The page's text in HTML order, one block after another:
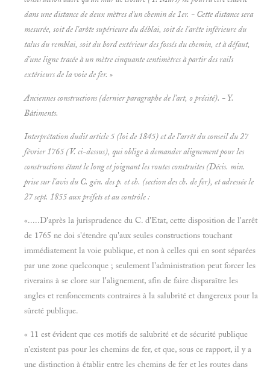
dans une distance de deux mètres d'un chemin de 1er. - Cette distance sera
mesurée, soit de l'arôte supérieure du déblai, soit de l'arête inférieure du
talus du remblai, soit du bord extérieur des fossés du chemin, et à défaut,
d'une ligne tracée à un mètre cinquante centimètres à partir des rails
extérieurs de la voie de fer. »
Anciennes constructions (dernier paragraphe de l'art, o précité). - Y.
Bâtiments.
Interprétation dudit article 5 (loi de 1845) et de l'arrêt du conseil du 27
février 1765 (V. ci-dessus), qui oblige à demander alignement pour les
constructionsétant le long et joignant les routes construites (Décis. min.
prise sur l'avis du C. gén. des p. et ch. (section des ch. de fer), et adressée le
27 sept. 1855 aux préfets et au contrôle :
«.....D'après la jurisprudence du C. d'Etat, cette disposition de l'arrêt
de 1765 ne doi s'étendre qu'aux seules constructions touchant
immédiatement la voie publique, et non à celles qui en sont séparées
par une zone quelconque ; seulement l'administration peut forcer les
riverains à se clore sur l'alignement, afin de faire disparaître les
angles et renfoncements contraires à la salubrité et dangereux pour la
sûreté publique.
« 11 est évident que ces motifs de salubrité et de sécurité publique
n'existent pas pour les chemins de fer, et que, sous ce rapport, il y a
une distinction à établir entre les chemins de fer et les routes dans